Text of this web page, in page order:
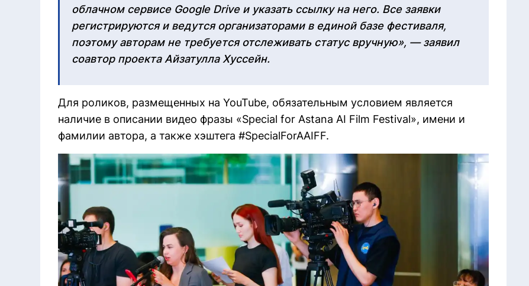
облачном сервисе Google Drive и указать ссылку на него. Все заявки
регистрируются и ведутся организаторами в единой базе фестиваля,
поэтому авторам не требуется отслеживать статус вручную», — заявил
соавтор проекта Айзатулла Хуссейн.
Для роликов, размещенных на YouTube, обязательным условием является
наличие в описании видео фразы «Special for Astana AI Film Festival», имени и
фамилии автора, а также хэштега #SpecialForAAIFF.